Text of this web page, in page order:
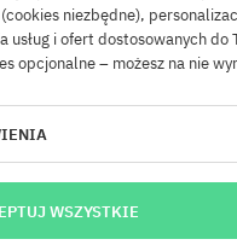
niezbędne),
usług i ofert dostosowanych do
opcjonalne – możesz na nie
WSZYSTKIE